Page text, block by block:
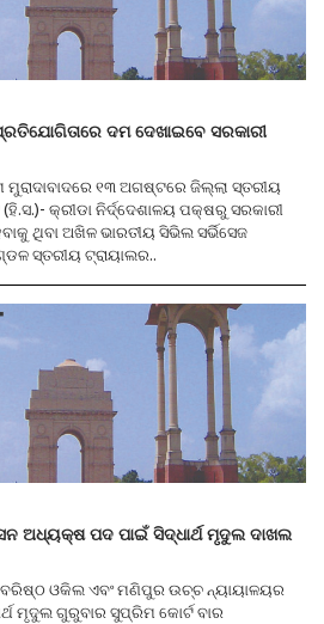
ଦମ ଦେଖାଇବେ ସରକାରୀ
୧୩ ଅଗଷ୍ଟରେ ଜିଲ୍ଲା ସ୍ତରୀୟ
ଥିବା ଅଖିଳ ଭାରତୀୟ ସିଭିଲ ସର୍ଭିସେଜ
ସ୍ତରୀୟ ଟ୍ରାୟାଲର..
ଅଧ୍ୟକ୍ଷ ପଦ ପାଇଁ ସିଦ୍ଧାର୍ଥ ମୃଦୁଲ ଦାଖଲ
ମୃଦୁଲ ଗୁରୁବାର ସୁପ୍ରିମ କୋର୍ଟ ବାର